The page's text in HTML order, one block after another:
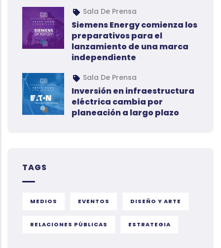
Sala De Prensa
Siemens Energy comienza los
preparativos para el
lanzamiento de una marca
independiente
Sala De Prensa
Inversión en infraestructura
eléctrica cambia por
planeación a largo plazo
TAGS
MEDIOS EVENTOS DISEÑO Y ARTE
RELACIONES PÚBLICAS ESTRATEGIA